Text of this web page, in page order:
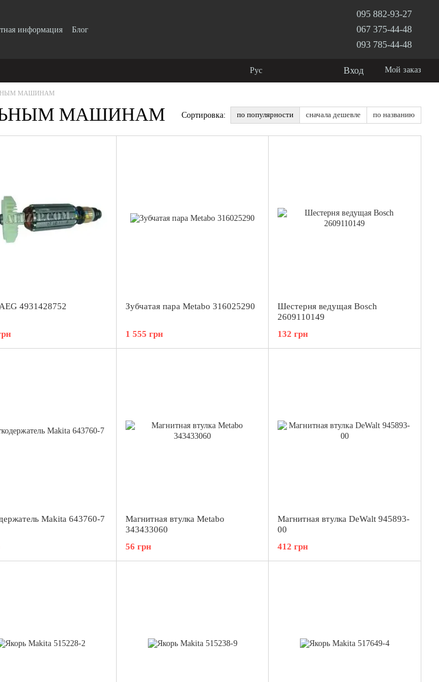
информация Блог
095 882-93-27
067 375-44-48
093 785-44-48
Рус Вход Мой заказ
МАШИНАМ
МАШИНАМ Сортировка: по популярности сначала дешевле по названию
4931428752 Зубчатая пара Metabo 316025290
1 555 грн
Шестерня ведущая Bosch
2609110149
132 грн
Makita 643760-7
Магнитная втулка Metabo
343433060
56 грн
Магнитная втулка DeWalt 945893-
00
412 грн